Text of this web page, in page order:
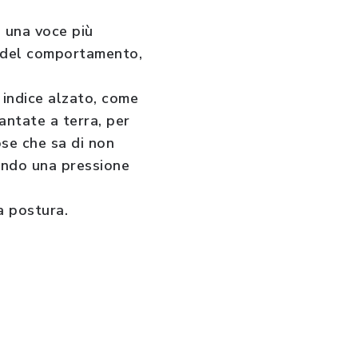
voce più
comportamento,
alzato, come
a terra, per
che sa di non
una pressione
postura.